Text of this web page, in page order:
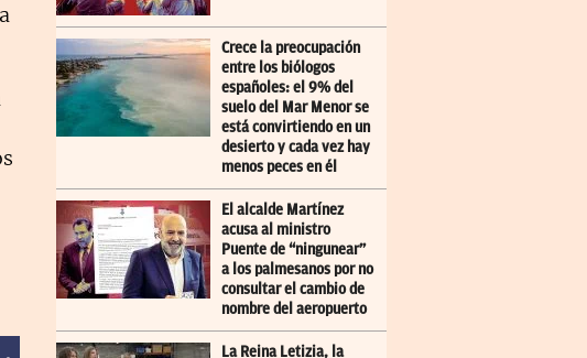
Crece la preocupación
entre los biólogos
españoles: el 9% del
suelo del Mar Menor se
está convirtiendo en un
desierto y cada vez hay
menos peces en él
El alcalde Martínez
acusa al ministro
Puente de “ningunear”
a los palmesanos por no
consultar el cambio de
nombre del aeropuerto
La Reina Letizia, la